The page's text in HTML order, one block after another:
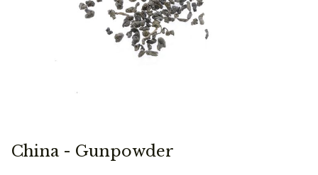
China - Gunpowder